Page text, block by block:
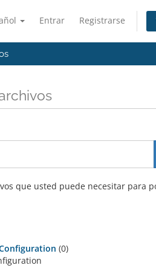
Entrar Registrarse
que usted puede necesitar para
(0)